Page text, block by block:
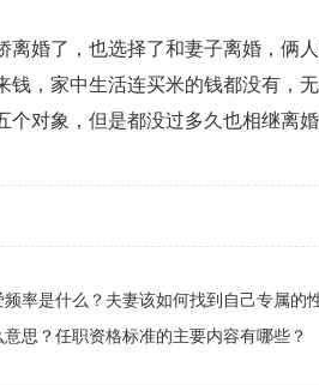
离婚了，也选择了和妻子离婚，俩
钱，家中生活连买米的钱都没有，
个对象，但是都没过多久也相继离
率是什么？夫妻该如何找到自己专属的
思？任职资格标准的主要内容有哪些？